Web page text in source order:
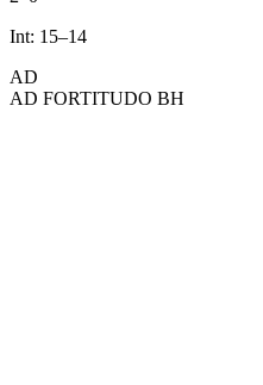
Int: 15–14
AD
AD FORTITUDO BH